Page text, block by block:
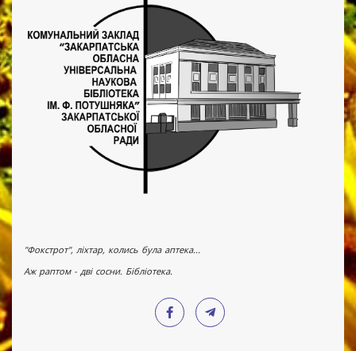
"Фокстрот", ліхтар, колись була аптека...
Аж раптом - дві сосни. Бібліотека.